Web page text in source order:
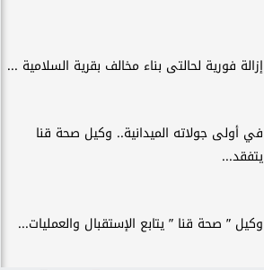
إزالة فورية لحالتى بناء مخالف بقرية السلامية ...
في أولى جولاته الميدانية.. وكيل صحة قنا
يتفقد...
وكيل ” صحة قنا ” يتابع الإستقبال والعمليات...